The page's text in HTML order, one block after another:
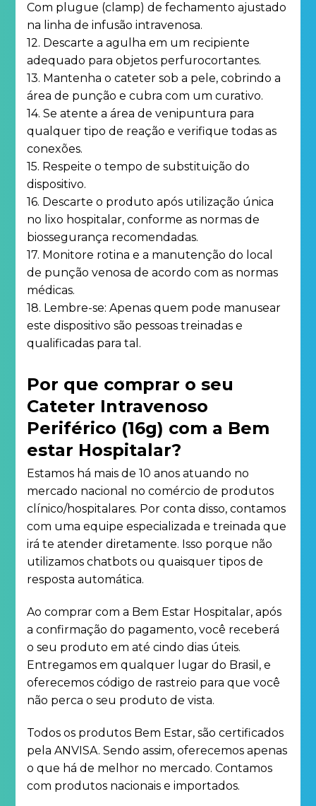
Com plugue (clamp) de fechamento ajustado
na linha de infusão intravenosa.
12. Descarte a agulha em um recipiente
adequado para objetos perfurocortantes.
13. Mantenha o cateter sob a pele, cobrindo a
área de punção e cubra com um curativo.
14. Se atente a área de venipuntura para
qualquer tipo de reação e verifique todas as
conexões.
15. Respeite o tempo de substituição do
dispositivo.
16. Descarte o produto após utilização única
no lixo hospitalar, conforme as normas de
biossegurança recomendadas.
17. Monitore rotina e a manutenção do local
de punção venosa de acordo com as normas
médicas.
18. Lembre-se: Apenas quem pode manusear
este dispositivo são pessoas treinadas e
qualificadas para tal.
Por que comprar o seu
Cateter Intravenoso
Periférico (16g) com a Bem
estar Hospitalar?
Estamos há mais de 10 anos atuando no
mercado nacional no comércio de produtos
clínico/hospitalares. Por conta disso, contamos
com uma equipe especializada e treinada que
irá te atender diretamente. Isso porque não
utilizamos chatbots ou quaisquer tipos de
resposta automática.
Ao comprar com a Bem Estar Hospitalar, após
a confirmação do pagamento, você receberá
o seu produto em até cindo dias úteis.
Entregamos em qualquer lugar do Brasil, e
oferecemos código de rastreio para que você
não perca o seu produto de vista.
Todos os produtos Bem Estar, são certificados
pela ANVISA. Sendo assim, oferecemos apenas
o que há de melhor no mercado. Contamos
com produtos nacionais e importados.